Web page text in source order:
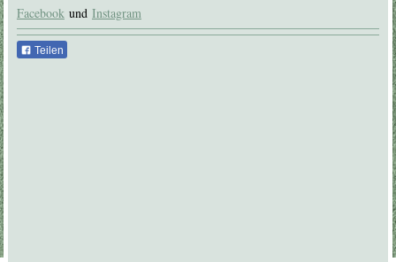
Facebook und Instagram
Teilen